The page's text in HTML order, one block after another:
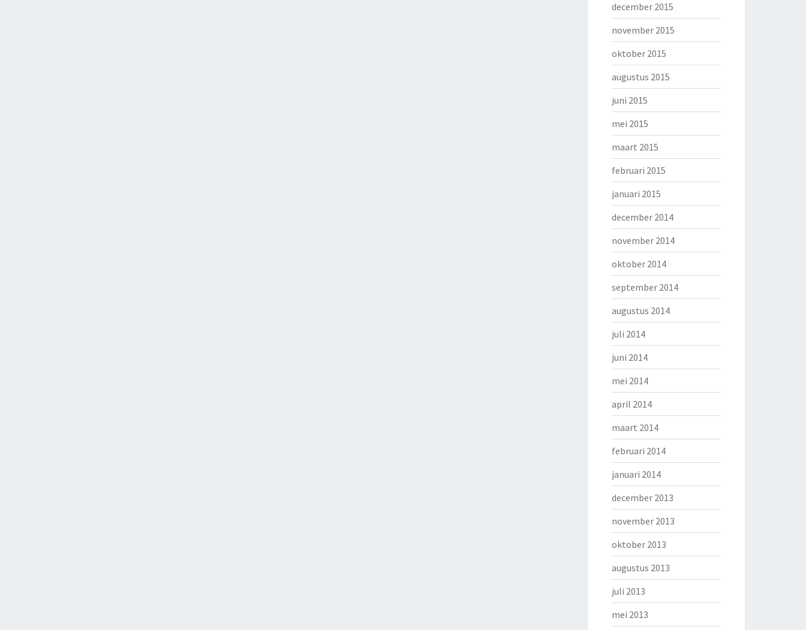
december 2015
november 2015
oktober 2015
augustus 2015
juni 2015
mei 2015
maart 2015
februari 2015
januari 2015
december 2014
november 2014
oktober 2014
september 2014
augustus 2014
juli 2014
juni 2014
mei 2014
april 2014
maart 2014
februari 2014
januari 2014
december 2013
november 2013
oktober 2013
augustus 2013
juli 2013
mei 2013